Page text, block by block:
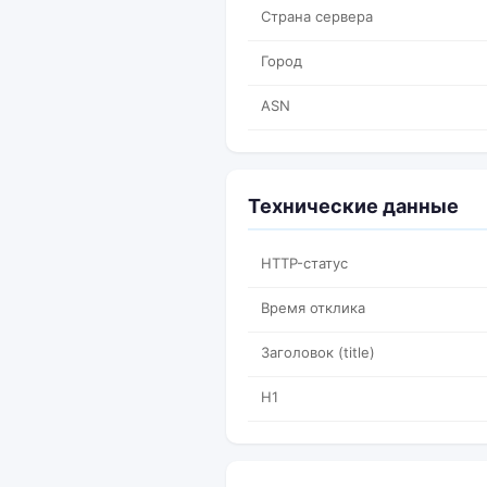
Страна сервера
Город
ASN
Технические данные
HTTP-статус
Время отклика
Заголовок (title)
H1